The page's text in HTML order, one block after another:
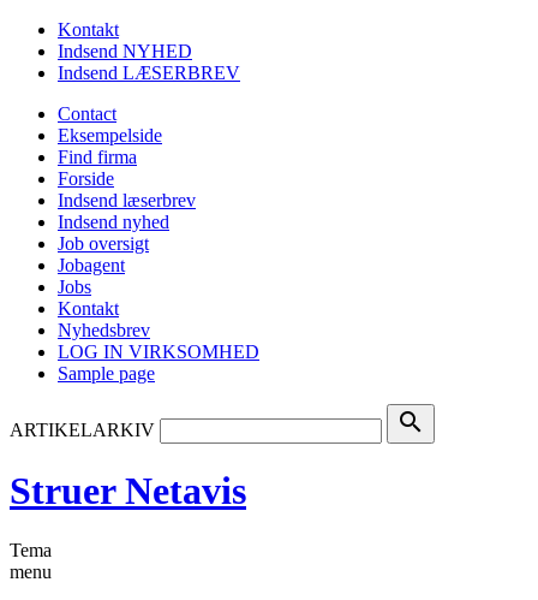
Kontakt
Indsend NYHED
Indsend LÆSERBREV
Contact
Eksempelside
Find firma
Forside
Indsend læserbrev
Indsend nyhed
Job oversigt
Jobagent
Jobs
Kontakt
Nyhedsbrev
LOG IN VIRKSOMHED
Sample page
ARTIKELARKIV search
Struer Netavis
Tema
menu